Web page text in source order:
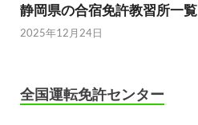
静岡県の合宿免許教習所一覧
2025年12月24日
全国運転免許センター